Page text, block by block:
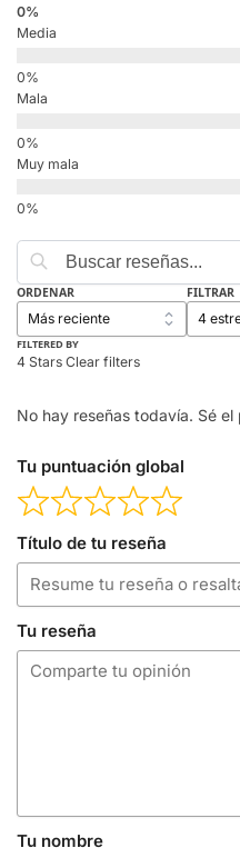
Media
Mala
Muy mala
ORDENAR FILTRAR
FILTERED BY
4 Stars Clear filters
No hay reseñas todavía. Sé
Tu puntuación global
Título de tu reseña
Tu reseña
Tu nombre